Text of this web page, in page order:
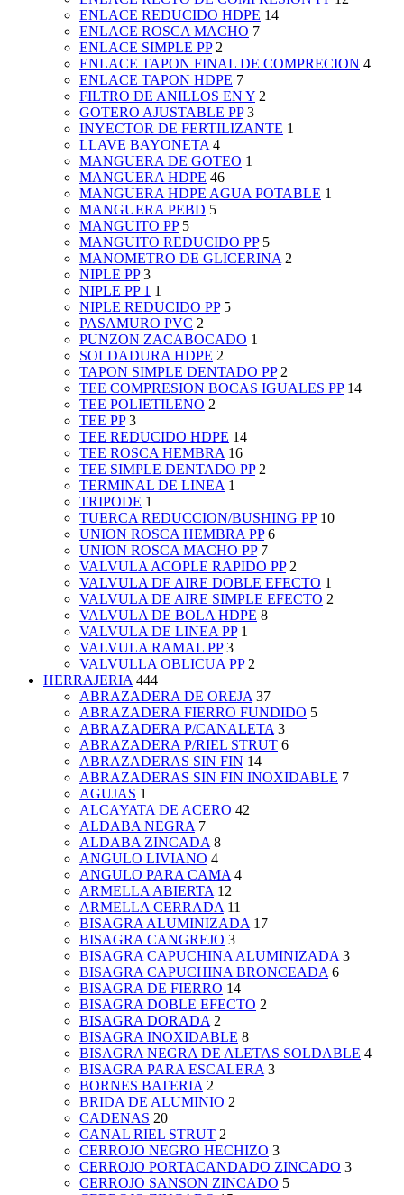
ENLACE REDUCIDO HDPE 14
ENLACE ROSCA MACHO 7
ENLACE SIMPLE PP 2
ENLACE TAPON FINAL DE COMPRECION 4
ENLACE TAPON HDPE 7
FILTRO DE ANILLOS EN Y 2
GOTERO AJUSTABLE PP 3
INYECTOR DE FERTILIZANTE 1
LLAVE BAYONETA 4
MANGUERA DE GOTEO 1
MANGUERA HDPE 46
MANGUERA HDPE AGUA POTABLE 1
MANGUERA PEBD 5
MANGUITO PP 5
MANGUITO REDUCIDO PP 5
MANOMETRO DE GLICERINA 2
NIPLE PP 3
NIPLE PP 1 1
NIPLE REDUCIDO PP 5
PASAMURO PVC 2
PUNZON ZACABOCADO 1
SOLDADURA HDPE 2
TAPON SIMPLE DENTADO PP 2
TEE COMPRESION BOCAS IGUALES PP 14
TEE POLIETILENO 2
TEE PP 3
TEE REDUCIDO HDPE 14
TEE ROSCA HEMBRA 16
TEE SIMPLE DENTADO PP 2
TERMINAL DE LINEA 1
TRIPODE 1
TUERCA REDUCCION/BUSHING PP 10
UNION ROSCA HEMBRA PP 6
UNION ROSCA MACHO PP 7
VALVULA ACOPLE RAPIDO PP 2
VALVULA DE AIRE DOBLE EFECTO 1
VALVULA DE AIRE SIMPLE EFECTO 2
VALVULA DE BOLA HDPE 8
VALVULA DE LINEA PP 1
VALVULA RAMAL PP 3
VALVULLA OBLICUA PP 2
HERRAJERIA 444
ABRAZADERA DE OREJA 37
ABRAZADERA FIERRO FUNDIDO 5
ABRAZADERA P/CANALETA 3
ABRAZADERA P/RIEL STRUT 6
ABRAZADERAS SIN FIN 14
ABRAZADERAS SIN FIN INOXIDABLE 7
AGUJAS 1
ALCAYATA DE ACERO 42
ALDABA NEGRA 7
ALDABA ZINCADA 8
ANGULO LIVIANO 4
ANGULO PARA CAMA 4
ARMELLA ABIERTA 12
ARMELLA CERRADA 11
BISAGRA ALUMINIZADA 17
BISAGRA CANGREJO 3
BISAGRA CAPUCHINA ALUMINIZADA 3
BISAGRA CAPUCHINA BRONCEADA 6
BISAGRA DE FIERRO 14
BISAGRA DOBLE EFECTO 2
BISAGRA DORADA 2
BISAGRA INOXIDABLE 8
BISAGRA NEGRA DE ALETAS SOLDABLE 4
BISAGRA PARA ESCALERA 3
BORNES BATERIA 2
BRIDA DE ALUMINIO 2
CADENAS 20
CANAL RIEL STRUT 2
CERROJO NEGRO HECHIZO 3
CERROJO PORTACANDADO ZINCADO 3
CERROJO SANSON ZINCADO 5